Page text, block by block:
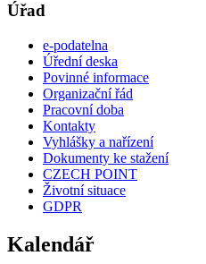
Úřad
e-podatelna
Úřední deska
Povinné informace
Organizační řád
Pracovní doba
Kontakty
Vyhlášky a nařízení
Dokumenty ke stažení
CZECH POINT
Životní situace
GDPR
Kalendář